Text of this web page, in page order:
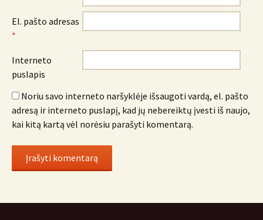
El. pašto adresas
*
Interneto
puslapis
Noriu savo interneto naršyklėje išsaugoti vardą, el. pašto
adresą ir interneto puslapį, kad jų nebereiktų įvesti iš naujo,
kai kitą kartą vėl norėsiu parašyti komentarą.